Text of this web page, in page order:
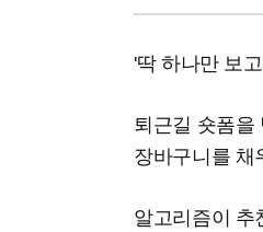
'딱 하나만 보
퇴근길 숏폼을
장바구니를 채
알고리즘이 추